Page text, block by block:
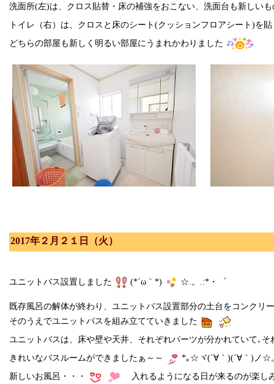
洗面所(左)は、クロス貼替・床の補強をおこない、洗面台も新しい
トイレ（右）は、クロスと床のシート(クッションフロアシート)を
どちらの部屋も新しく明るい部屋にうまれかわりました
2017年２月２１日（火）
ユニットバス設置しました (*´ω｀*) ☆.。.:*・゜
既存風呂の解体が終わり、ユニットバス設置部分の土台をコンクリ
そのうえでユニットバスを組み立てていきました
ユニットバスは、床や壁や天井、それぞれパーツが分かれていて､
きれいなバスルームができましたぁ～～
*｡☆ヾ(´∀｀)(´∀｀)ノ☆
新しいお風呂・・・
入れるようになる日が来るのが楽し